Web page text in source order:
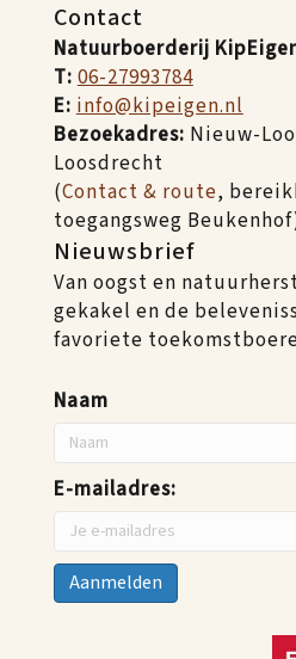
Contact
Natuurboerderij
T:06-27993784
E:info@kipeigen.nl
Bezoekadres: Nieuw-
Loosdrecht
(Contact & route,
toegangsweg
Nieuwsbrief
Van oogst en
gekakel en de
favoriete
Naam
E-mailadres: